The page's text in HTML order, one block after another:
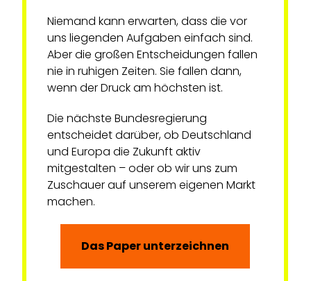
Niemand kann erwarten, dass die vor
uns liegenden Aufgaben einfach sind.
Aber die großen Entscheidungen fallen
nie in ruhigen Zeiten. Sie fallen dann,
wenn der Druck am höchsten ist.
Die nächste Bundesregierung
entscheidet darüber, ob Deutschland
und Europa die Zukunft aktiv
mitgestalten – oder ob wir uns zum
Zuschauer auf unserem eigenen Markt
machen.
Das Paper unterzeichnen